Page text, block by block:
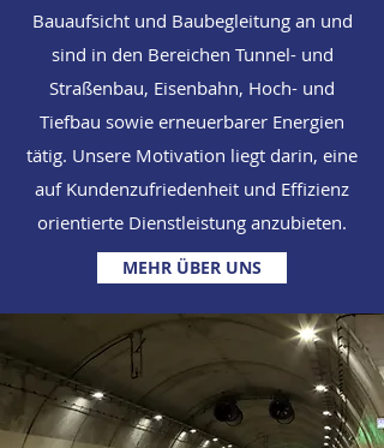
Bauaufsicht und Baubegleitung an und
sind in den Bereichen Tunnel- und
Straßenbau, Eisenbahn, Hoch- und
Tiefbau sowie erneuerbarer Energien
tätig. Unsere Motivation liegt darin, eine
auf Kundenzufriedenheit und Effizienz
orientierte Dienstleistung anzubieten.
MEHR ÜBER UNS